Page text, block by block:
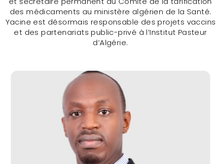
Dr Yacine Sellam (ALGERIA)
CONTACTER
des médicaments au ministère algérien de la Santé.
Yacine est désormais responsable des projets vaccins
et des partenariats public-privé à l’Institut Pasteur
d’Algérie.